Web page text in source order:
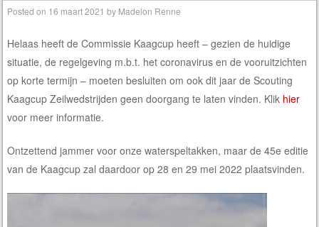
Posted on 16 maart 2021 by Madelon Renne
Helaas heeft de Commissie Kaagcup heeft – gezien de huidige
situatie, de regelgeving m.b.t. het coronavirus en de vooruitzichten
op korte termijn – moeten besluiten om ook dit jaar de Scouting
Kaagcup Zeilwedstrijden geen doorgang te laten vinden. Klik hier
voor meer informatie.
Ontzettend jammer voor onze waterspeltakken, maar de 45e editie
van de Kaagcup zal daardoor op 28 en 29 mei 2022 plaatsvinden.